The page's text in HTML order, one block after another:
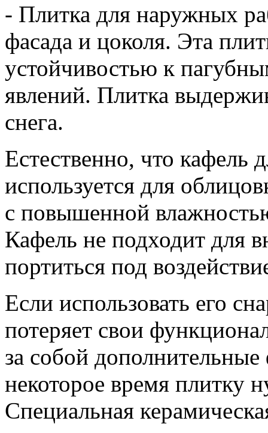
- Плитка для наружных
фасада и цоколя. Эта
устойчивостью к
явлений. Плитка
снега.
Естественно, что кафель
используется для
с повышенной
Кафель не подходит для
портиться под
Если использовать его
потеряет свои
за собой
некоторое время плитку
Специальная